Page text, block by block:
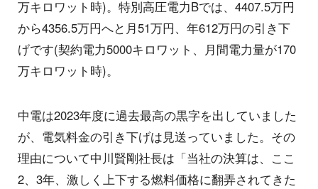
万キロワット時)。特別高圧電力Bでは、4407.5万円
から4356.5万円へと月51万円、年612万円の引き下
げです(契約電力5000キロワット、月間電力量が170
万キロワット時)。
中電は2023年度に過去最高の黒字を出していました
が、電気料金の引き下げは見送っていました。その
理由について中川賢剛社長は「当社の決算は、ここ
2、3年、激しく上下する燃料価格に翻弄されてきた